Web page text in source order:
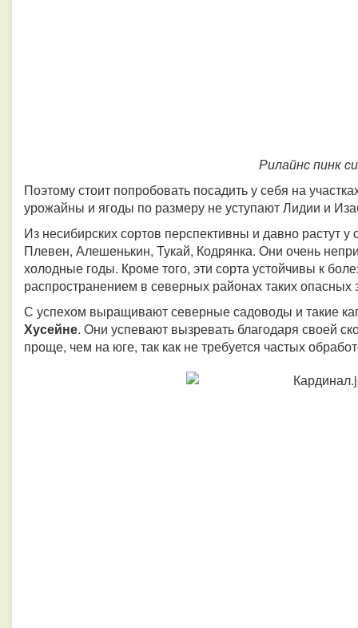
Рилайнс пинк
Поэтому стоит попробовать посадить у себя на
урожайны и ягоды по размеру не уступают Лидии и
Из несибирских сортов перспективны и давно растут
Плевен, Алешенькин, Тукай, Кодрянка. Они очень
холодные годы. Кроме того, эти сорта устойчивы к
распространением в северных районах таких
С успехом выращивают северные садоводы и такие
Хусейне. Они успевают вызревать благодаря своей
проще, чем на юге, так как не требуется частых